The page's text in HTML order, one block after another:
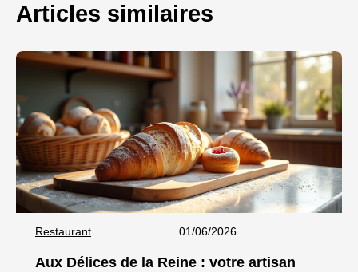
Articles similaires
Restaurant 01/06/2026
Aux Délices de la Reine : votre artisan